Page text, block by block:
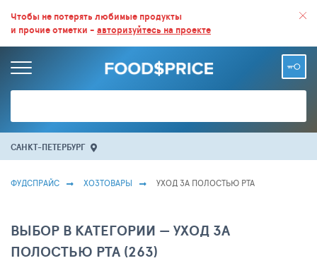
ВСЕ СКИДКИ И ВЫГОДНЫЕ ЦЕНЫ НА ПРОДУКТЫ В МАГАЗИНАХ.
БОЛЬШЕ 100 000 ТОВАРОВ. ЕЖЕДНЕВНОЕ ОБНОВЛЕНИЕ ЦЕН.
Чтобы не потерять любимые продукты
и прочие отметки - авторизуйтесь на проекте
САНКТ-ПЕТЕРБУРГ
ФУДСПРАЙС ХОЗТОВАРЫ УХОД ЗА ПОЛОСТЬЮ РТА
ВЫБОР В КАТЕГОРИИ — УХОД ЗА
ПОЛОСТЬЮ РТА (263)